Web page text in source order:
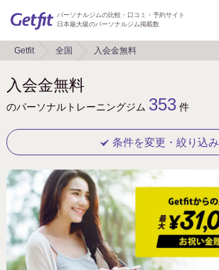
パーソナルジムの比較・口コミ・予約サイト
日本最大級のパーソナルジム掲載数
Getfit 全国 入会金無料
入会金無料
のパーソナルトレーニングジム 353 件
条件を変更・絞り込み
キーワード